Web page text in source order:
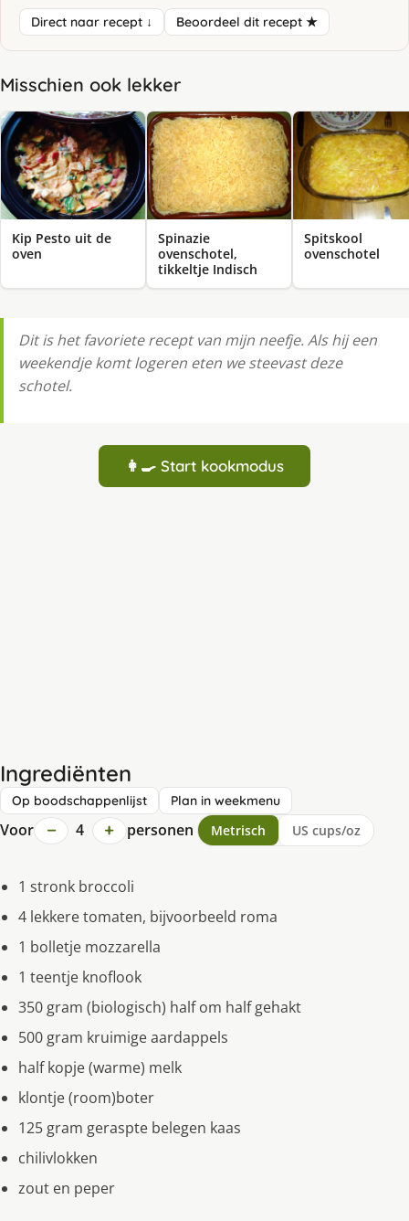
Direct naar recept ↓ Beoordeel dit recept ★
Misschien ook lekker
Kip Pesto uit de
oven
Spinazie
ovenschotel,
tikkeltje Indisch
Spitskool
ovenschotel
Dit is het favoriete recept van mijn neefje. Als hij een
weekendje komt logeren eten we steevast deze
schotel.
👩‍🍳 Start kookmodus
Ingrediënten
Op boodschappenlijst Plan in weekmenu
Voor − 4 + personen Metrisch US cups/oz
1 stronk broccoli
4 lekkere tomaten, bijvoorbeeld roma
1 bolletje mozzarella
1 teentje knoflook
350 gram (biologisch) half om half gehakt
500 gram kruimige aardappels
half kopje (warme) melk
klontje (room)boter
125 gram geraspte belegen kaas
chilivlokken
zout en peper